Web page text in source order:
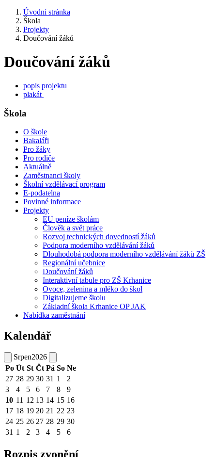
Úvodní stránka
Škola
Projekty
Doučování žáků
Doučování žáků
popis projektu
plakát
Škola
O škole
Bakaláři
Pro žáky
Pro rodiče
Aktuálně
Zaměstnanci školy
Školní vzdělávací program
E-podatelna
Povinné informace
Projekty
EU peníze školám
Člověk a svět práce
Rozvoj technických dovedností žáků
Podpora moderního vzdělávání žáků
Dlouhodobá podpora moderního vzdělávání žáků ZŠ
Regionální učebnice
Doučování žáků
Interaktivní tabule pro ZŠ Krhanice
Ovoce, zelenina a mléko do škol
Digitalizujeme školu
Základní škola Krhanice OP JAK
Nabídka zaměstnání
Kalendář
Srpen2026
Po Út St Čt Pá So Ne
27 28 29 30 31 1
2
3
4 5 6 7 8
9
10 11 12 13 14 15 16
17 18 19 20 21 22 23
24 25 26 27 28 29 30
31 1 2 3 4 5 6
Rozpis zvonění